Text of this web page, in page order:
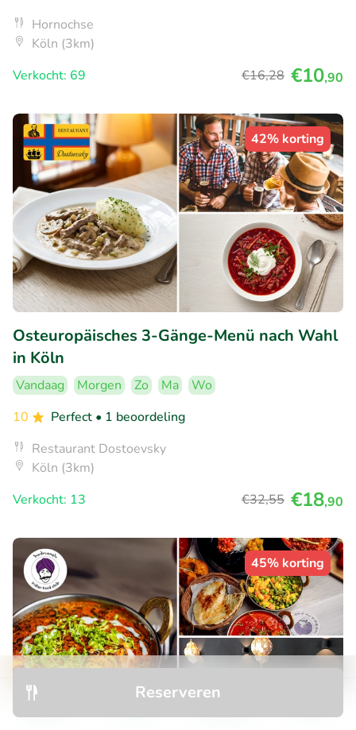
Reserveren
Hornochse
Köln (3km)
Verkocht: 69
€16,28 €10,90
42% korting
Osteuropäisches 3-Gänge-Menü nach Wahl
in Köln
Vandaag Morgen Zo Ma
Wo
10
Perfect • 1 beoordeling
Restaurant Dostoevsky
Köln (3km)
Verkocht: 13
€32,55 €18,90
45% korting